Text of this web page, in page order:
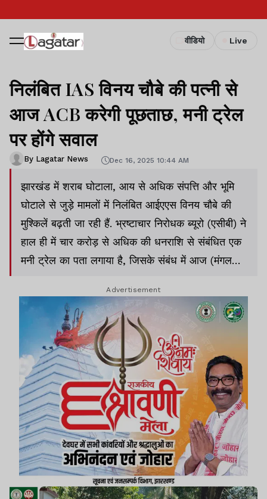
वीडियो Live
निलंबित IAS विनय चौबे की पत्नी से
आज ACB करेगी पूछताछ, मनी ट्रेल
पर होंगे सवाल
By Lagatar News Dec 16, 2025 10:44 AM
झारखंड में शराब घोटाला, आय से अधिक संपत्ति और भूमि
घोटाले से जुड़े मामलों में निलंबित आईएएस विनय चौबे की
मुश्किलें बढ़ती जा रही हैं. भ्रष्टाचार निरोधक ब्यूरो (एसीबी) ने
हाल ही में चार करोड़ से अधिक की धनराशि से संबंधित एक
मनी ट्रेल का पता लगाया है, जिसके संबंध में आज (मंगलवार)
Advertisement